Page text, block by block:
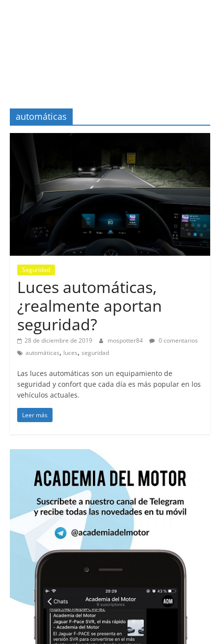
automáticas
Seguridad
Luces automáticas,
¿realmente aportan
seguridad?
28 de diciembre de 2019 mospotter84
0 comentarios
automáticas, luces, seguridad
Las luces automáticas son un equipamiento de
seguridad y confort que cada día es más popular en los
vehículos actuales.
Leer más